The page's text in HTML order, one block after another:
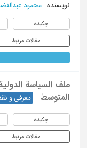
نویسنده : محمود
چکیده
مقالات مرتبط
ملف السیاسة
المتوسط
معرفی و
چکیده
مقالات مرتبط